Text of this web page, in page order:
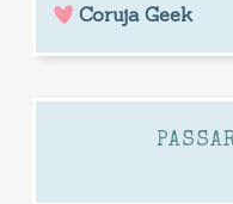
Coruja Geek